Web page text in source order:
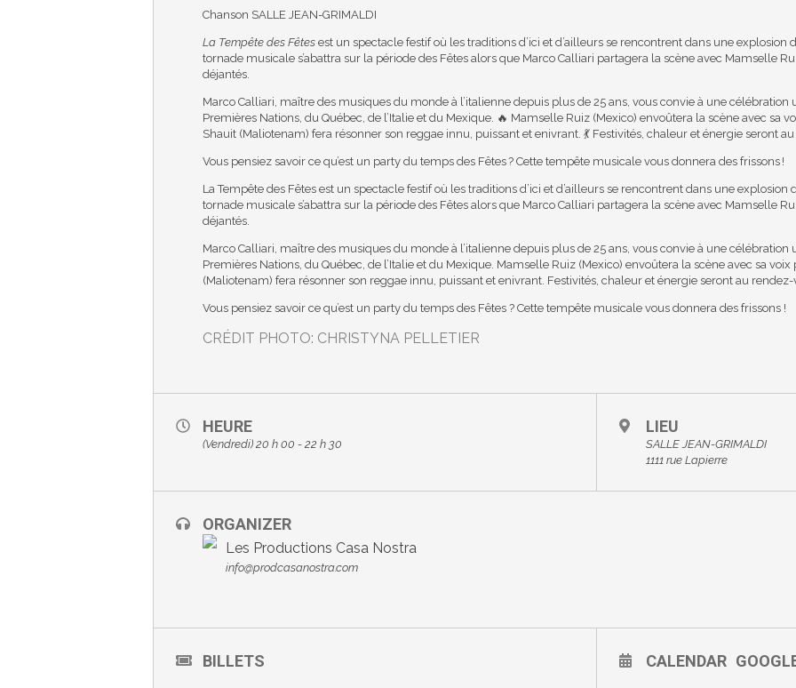
Chanson SALLE JEAN-GRIMALDI
La Tempête des Fêtes est un spectacle festif où les traditions d’ici et d’ailleurs se rencontrent dans une explosion
tornade musicale s’abattra sur la période des Fêtes alors que Marco Calliari partagera la scène avec Mamselle
déjantés.
Marco Calliari, maître des musiques du monde à l’italienne depuis plus de 25 ans, vous convie à une célébration
Premières Nations, du Québec, de l’Italie et du Mexique. 🔥 Mamselle Ruiz (Mexico) envoûtera la scène avec sa
Shauit (Maliotenam) fera résonner son reggae innu, puissant et enivrant. 💃 Festivités, chaleur et énergie seront
Vous pensiez savoir ce qu’est un party du temps des Fêtes ? Cette tempête musicale vous donnera des frissons !
La Tempête des Fêtes est un spectacle festif où les traditions d’ici et d’ailleurs se rencontrent dans une
tornade musicale s’abattra sur la période des Fêtes alors que Marco Calliari partagera la scène avec Mamselle
déjantés.
Marco Calliari, maître des musiques du monde à l’italienne depuis plus de 25 ans, vous convie à une célébration
Premières Nations, du Québec, de l’Italie et du Mexique. Mamselle Ruiz (Mexico) envoûtera la scène avec sa
(Maliotenam) fera résonner son reggae innu, puissant et enivrant. Festivités, chaleur et énergie seront au rendez-
Vous pensiez savoir ce qu’est un party du temps des Fêtes ? Cette tempête musicale vous donnera des frissons !
CRÉDIT PHOTO: CHRISTYNA PELLETIER
HEURE
(Vendredi) 20 h 00 - 22 h 30
LIEU
SALLE JEAN-GRIMALDI
1111 rue Lapierre
ORGANIZER
Les Productions Casa Nostra
info@prodcasanostra.com
BILLETS CALENDAR